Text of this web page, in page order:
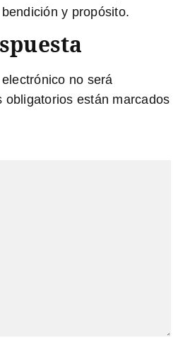
y propósito.
no será
obligatorios están marcados